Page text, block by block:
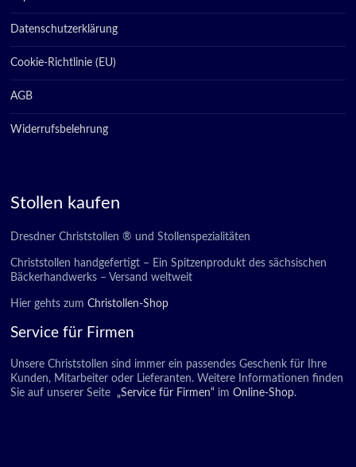
Datenschutzerklärung
Cookie-Richtlinie (EU)
AGB
Widerrufsbelehrung
Stollen kaufen
Dresdner Christstollen ® und Stollenspezialitäten
Christstollen handgefertigt – Ein Spitzenprodukt des sächsischen
Bäckerhandwerks – Versand weltweit
Hier gehts zumChristollen-Shop
Service für Firmen
Unsere Christstollen sind immer ein passendes Geschenk für Ihre
Kunden, Mitarbeiter oder Lieferanten. Weitere Informationen finden
Sie auf unserer Seite
„Service für Firmen“ im Online-Shop.